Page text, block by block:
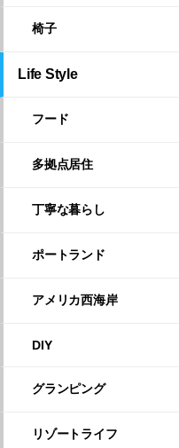
椅子
Life Style
フード
多拠点居住
丁寧な暮らし
ポートランド
アメリカ西海岸
DIY
グランピング
リゾートライフ